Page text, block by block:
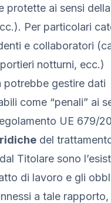
protette ai sensi
Per particolari
e collaboratori
notturni, ecc.)
potrebbe gestire dati
come “penali” ai
UE 679/
del
Titolare sono
di lavoro e gli
a tale rapporto,